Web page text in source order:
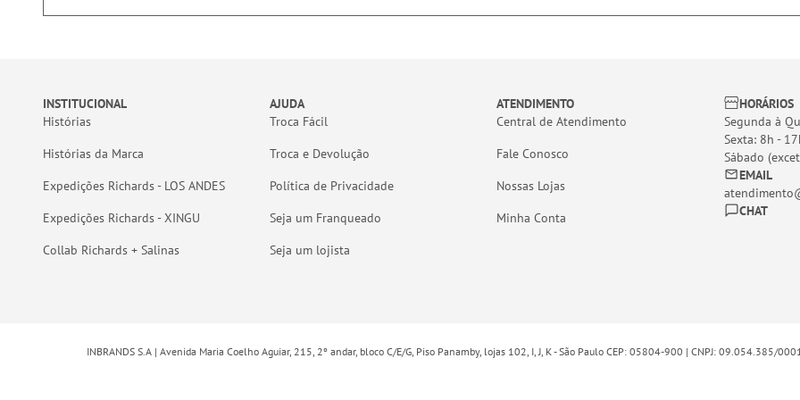
INSTITUCIONAL
Histórias
Histórias da Marca
Expedições Richards - LOS ANDES
Expedições Richards - XINGU
Collab Richards + Salinas
AJUDA
Troca Fácil
Troca e Devolução
Política de Privacidade
Seja um Franqueado
Seja um lojista
ATENDIMENTO
Central de Atendimento
Fale Conosco
Nossas Lojas
Minha Conta
HORÁRIOS
Segunda à
Sexta: 8h -
Sábado
EMAIL
CHAT
INBRANDS S.A | Avenida Maria Coelho Aguiar, 215, 2º andar, bloco C/E/G, Piso Panamby, lojas 102, I, J, K - São Paulo CEP: 05804-900 | CNPJ: 09.054.385/